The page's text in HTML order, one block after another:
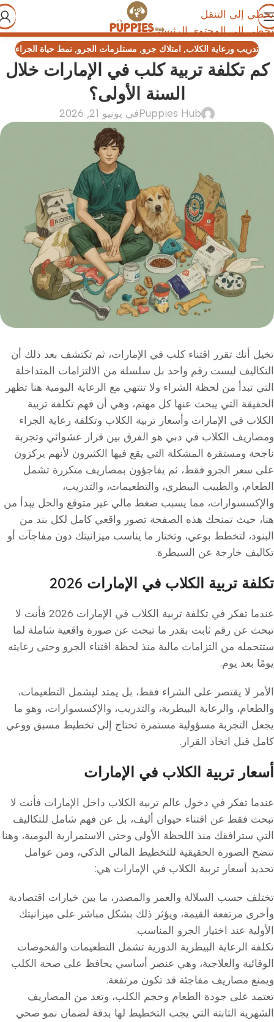
تخطي إلى التنقل
تخطي إلى المحتوى الرئيسي
تدريب ورعاية الكلاب, امتلاك جرو, مستلزمات الجرو, نمط حياة الجراء
كم تكلفة تربية كلب في الإمارات خلال
السنة الأولى؟
Puppies Hubفي يونيو 21, 2026
تخيل أنك تقرر اقتناء كلب في الإمارات، ثم تكتشف بعد ذلك أن
التكاليف ليست رقم واحد بل سلسلة من الالتزامات المتداخلة
التي تبدأ من لحظة الشراء ولا تنتهي مع الرعاية اليومية هنا تظهر
الحقيقة التي يبحث عنها كل مهتم، وهي أن فهم تكلفة تربية
الكلاب في الإمارات وأسعار تربية الكلاب وتكلفة رعاية الجراء
ومصاريف الكلاب في دبي هو الفرق بين قرار عشوائي وتجربة
ناجحة ومستقرة المشكلة التي يقع فيها الكثيرون لأنهم يركزون
على سعر الجرو فقط، ثم يفاجؤون بمصاريف متكررة تشمل
الطعام، والطبيب البيطري، والتطعيمات، والتدريب،
والإكسسوارات، مما يسبب ضغط مالي غير متوقع والحل يبدأ من
هنا، حيث تمنحك هذه الصفحة تصور واقعي كامل لكل بند من
البنود، لتخطط بوعي، وتختار ما يناسب ميزانيتك دون مفاجآت أو
تكاليف خارجة عن السيطرة.
تكلفة تربية الكلاب في الإمارات 2026
عندما تفكر في تكلفة تربية الكلاب في الإمارات 2026 فأنت لا
تبحث عن رقم ثابت بقدر ما تبحث عن صورة واقعية شاملة لما
ستتحمله من التزامات مالية منذ لحظة اقتناء الجرو وحتى رعايته
يومًا بعد يوم.
الأمر لا يقتصر على الشراء فقط، بل يمتد ليشمل التطعيمات،
والطعام، والرعاية البيطرية، والتدريب، والإكسسوارات، وهو ما
يجعل التجربة مسؤولية مستمرة تحتاج إلى تخطيط مسبق ووعي
كامل قبل اتخاذ القرار.
أسعار تربية الكلاب في الإمارات
عندما تفكر في دخول عالم تربية الكلاب داخل الإمارات فأنت لا
تبحث فقط عن اقتناء حيوان أليف، بل عن فهم شامل للتكاليف
التي سترافقك منذ اللحظة الأولى وحتى الاستمرارية اليومية، وهنا
تتضح الصورة الحقيقية للتخطيط المالي الذكي، ومن عوامل
تحديد أسعار تربية الكلاب في الإمارات هي:
تختلف حسب السلالة والعمر والمصدر، ما بين خيارات اقتصادية
وأخرى مرتفعة القيمة، ويؤثر ذلك بشكل مباشر على ميزانيتك
الأولية عند اختيار الجرو المناسب.
تكلفة الرعاية البيطرية الدورية تشمل التطعيمات والفحوصات
الوقائية والعلاجية، وهي عنصر أساسي يحافظ على صحة الكلب
ويمنع مصاريف مفاجئة قد تكون مرتفعة.
تعتمد على جودة الطعام وحجم الكلب، وتعد من المصاريف
الشهرية الثابتة التي يجب التخطيط لها بدقة لضمان نمو صحي